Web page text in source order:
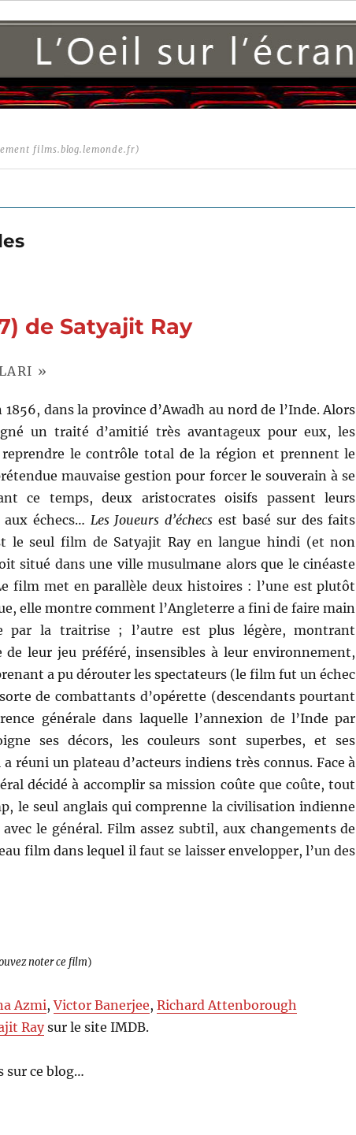
films.blog.lemonde.fr)
de Satyajit Ray
»
1856, dans la province d’Awadh au nord de l’Inde. Alors
un traité d’amitié très avantageux pour eux, les
le contrôle total de la région et prennent le
mauvaise gestion pour forcer le souverain à se
ce temps, deux aristocrates oisifs passent leurs
échecs… Les Joueurs d’échecs est basé sur des faits
le seul film de Satyajit Ray en langue hindi (et non
situé dans une ville musulmane alors que le cinéaste
film met en parallèle deux histoires : l’une est plutôt
elle montre comment l’Angleterre a fini de faire main
par la traitrise ; l’autre est plus légère, montrant
leur jeu préféré, insensibles à leur environnement,
a pu dérouter les spectateurs (le film fut un échec
de combattants d’opérette (descendants pourtant
générale dans laquelle l’annexion de l’Inde par
ses décors, les couleurs sont superbes, et ses
réuni un plateau d’acteurs indiens très connus. Face à
décidé à accomplir sa mission coûte que coûte, tout
le seul anglais qui comprenne la civilisation indienne
le général. Film assez subtil, aux changements de
film dans lequel il faut se laisser envelopper, l’un des
noter ce film)
Azmi,Victor Banerjee,Richard Attenborough
Raysur le site IMDB.
sur ce blog…